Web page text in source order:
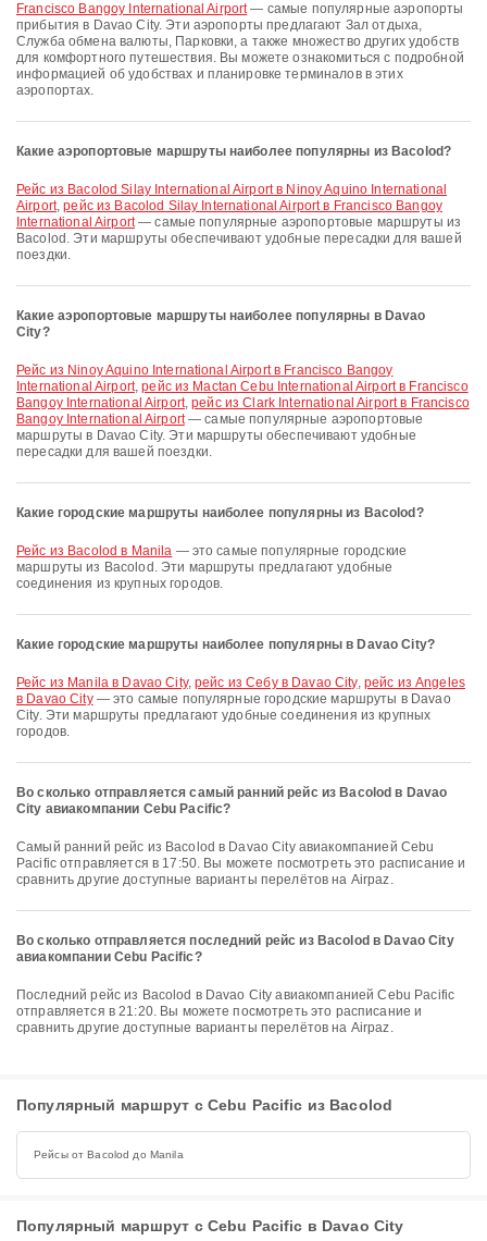
Francisco Bangoy International Airport— самые популярные аэропорты
прибытия в Davao City. Эти аэропорты предлагают Зал отдыха,
Служба обмена валюты, Парковки, а также множество других удобств
для комфортного путешествия. Вы можете ознакомиться с подробной
информацией об удобствах и планировке терминалов в этих
аэропортах.
Какие аэропортовые маршруты наиболее популярны из Bacolod?
рейс из Bacolod Silay International Airport в Ninoy Aquino International
Airport,рейс из Bacolod Silay International Airport в Francisco Bangoy
International Airport— самые популярные аэропортовые маршруты из
Bacolod. Эти маршруты обеспечивают удобные пересадки для вашей
поездки.
Какие аэропортовые маршруты наиболее популярны в Davao
City?
рейс из Ninoy Aquino International Airport в Francisco Bangoy
International Airport,рейс из Mactan Cebu International Airport в Francisco
Bangoy International Airport,рейс из Clark International Airport в Francisco
Bangoy International Airport— самые популярные аэропортовые
маршруты в Davao City. Эти маршруты обеспечивают удобные
пересадки для вашей поездки.
Какие городские маршруты наиболее популярны из Bacolod?
рейс из Bacolod в Manila — это самые популярные городские
маршруты из Bacolod. Эти маршруты предлагают удобные
соединения из крупных городов.
Какие городские маршруты наиболее популярны в Davao City?
рейс из Manila в Davao City,рейс из Себу в Davao City, рейс из Angeles
в Davao City— это самые популярные городские маршруты в Davao
City. Эти маршруты предлагают удобные соединения из крупных
городов.
Во сколько отправляется самый ранний рейс из Bacolod в Davao
City авиакомпании Cebu Pacific?
Самый ранний рейс из Bacolod в Davao City авиакомпанией Cebu
Pacific отправляется в 17:50. Вы можете посмотреть это расписание и
сравнить другие доступные варианты перелётов на Airpaz.
Во сколько отправляется последний рейс из Bacolod в Davao City
авиакомпании Cebu Pacific?
Последний рейс из Bacolod в Davao City авиакомпанией Cebu Pacific
отправляется в 21:20. Вы можете посмотреть это расписание и
сравнить другие доступные варианты перелётов на Airpaz.
Популярный маршрут с Cebu Pacific из Bacolod
Рейсы от Bacolod до Manila
Популярный маршрут с Cebu Pacific в Davao City